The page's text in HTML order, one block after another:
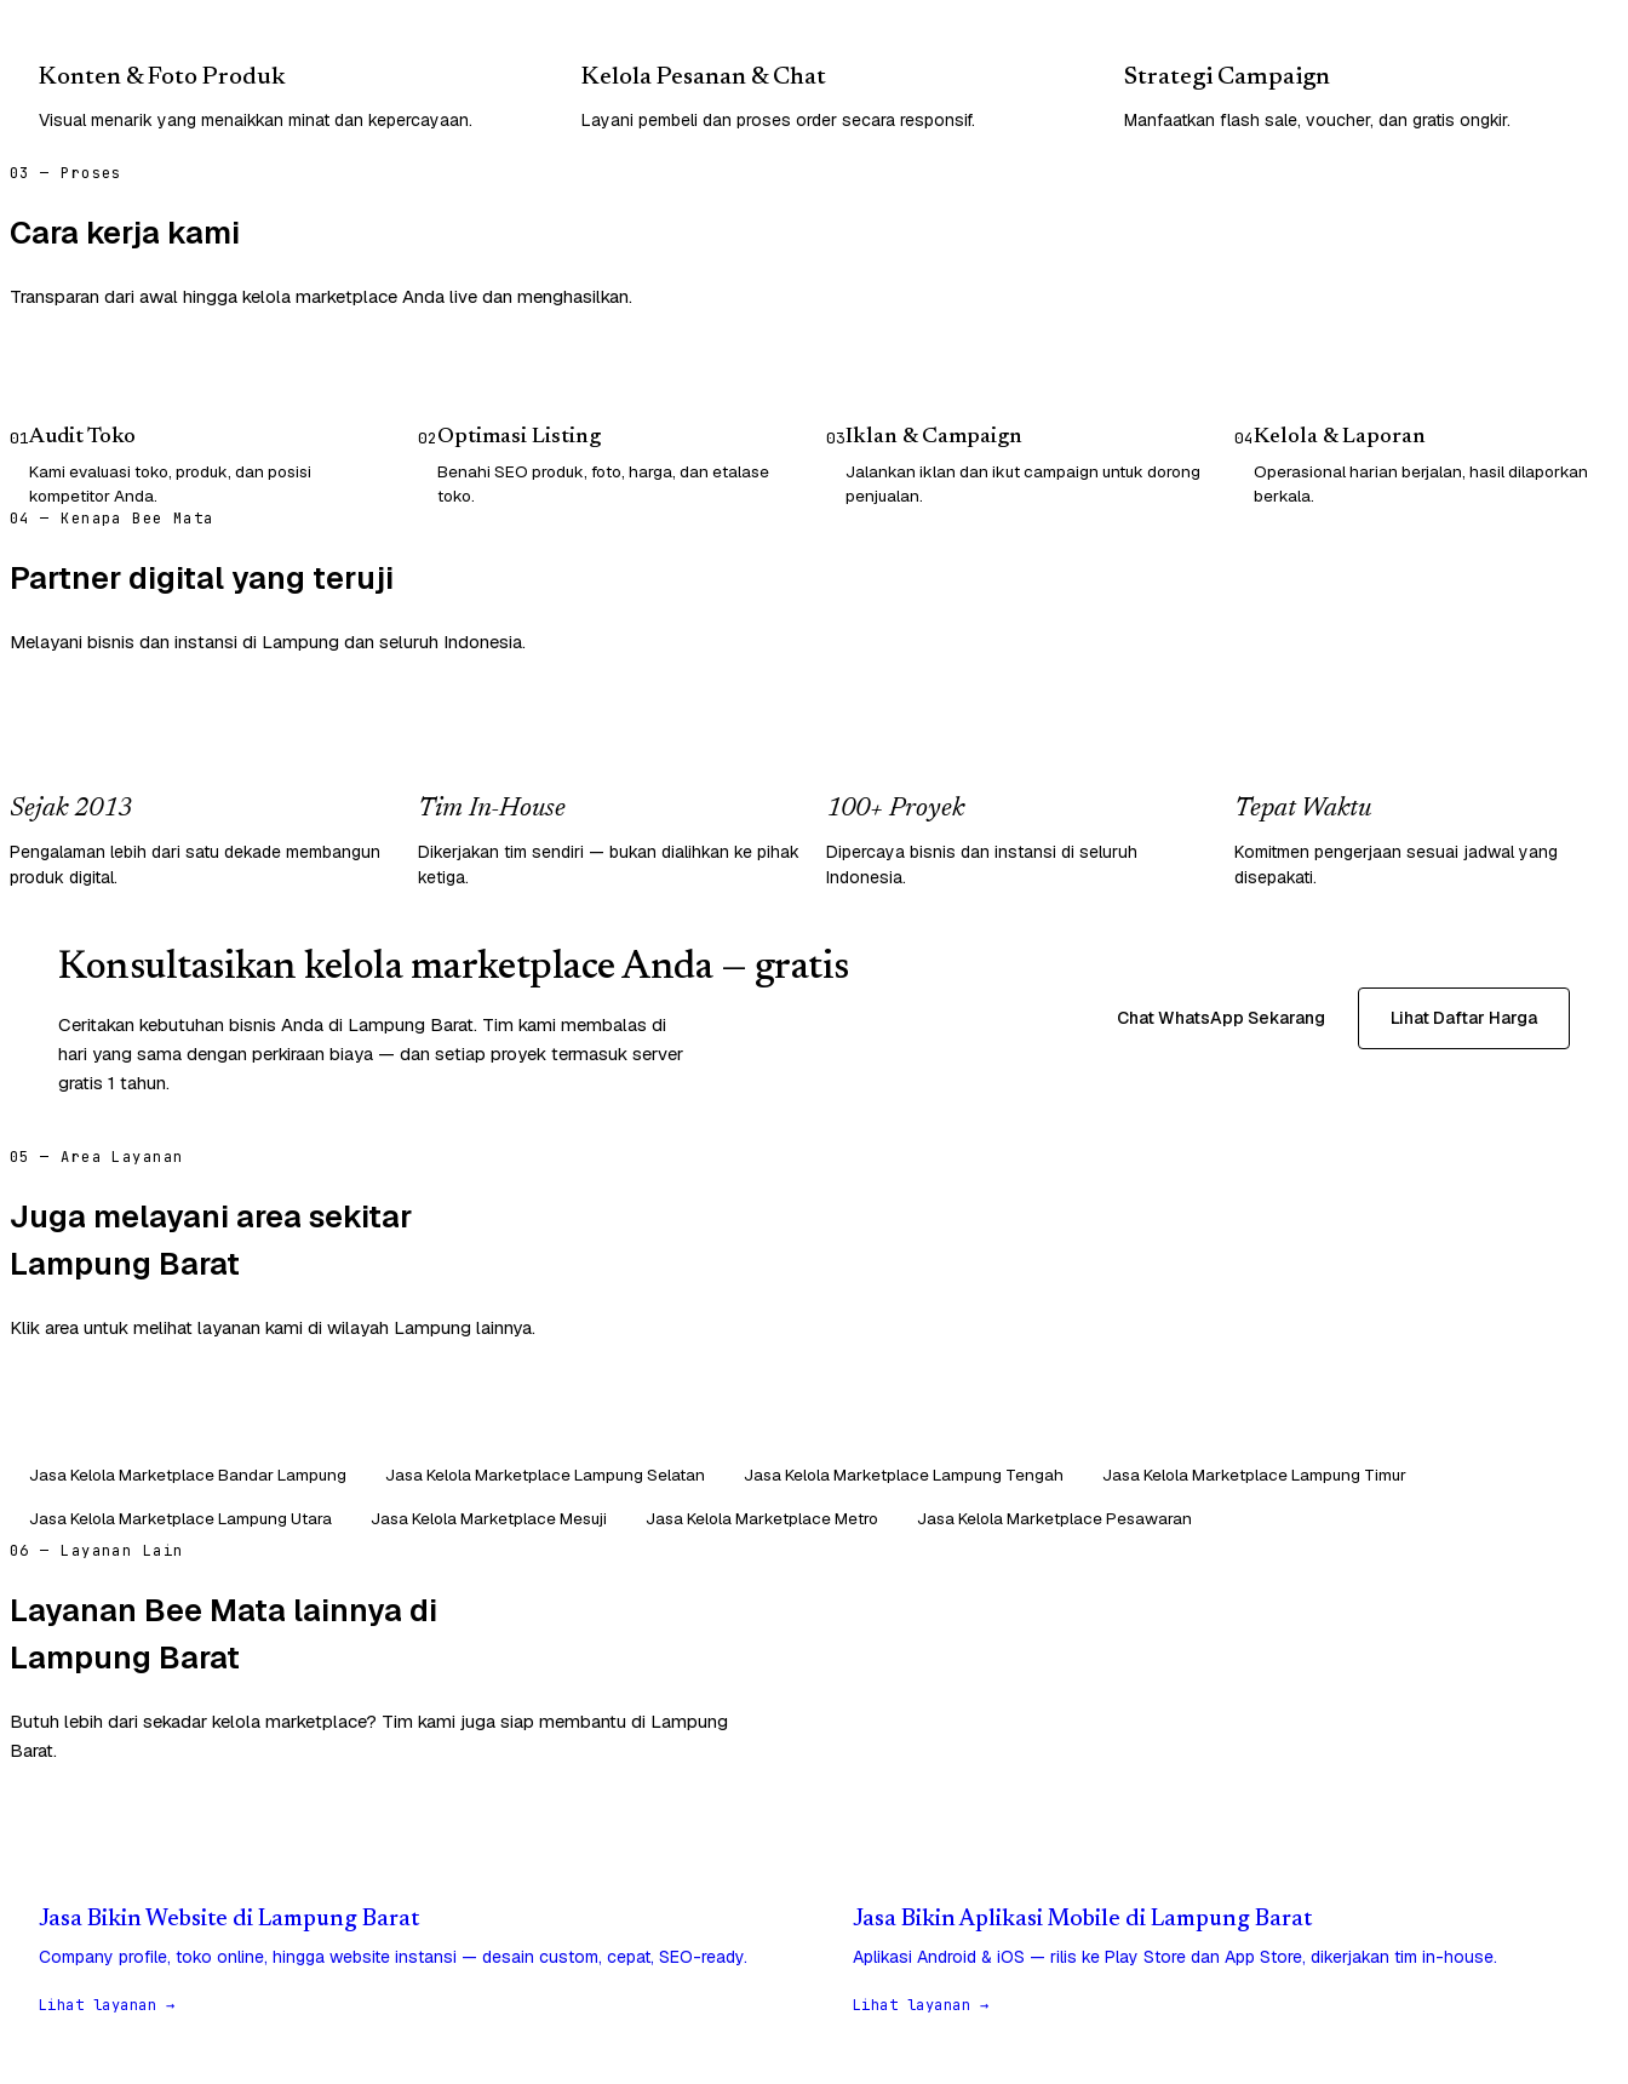
Konten & Foto Produk
Visual menarik yang menaikkan minat dan kepercayaan.
Kelola Pesanan & Chat
Layani pembeli dan proses order secara responsif.
Strategi Campaign
Manfaatkan flash sale, voucher, dan gratis ongkir.
03 — Proses
Cara kerja kami
Transparan dari awal hingga kelola marketplace Anda live dan menghasilkan.
01Audit Toko
Kami evaluasi toko, produk, dan posisi
kompetitor Anda.
02Optimasi Listing
Benahi SEO produk, foto, harga, dan etalase
toko.
03Iklan & Campaign
Jalankan iklan dan ikut campaign untuk dorong
penjualan.
04Kelola & Laporan
Operasional harian berjalan, hasil dilaporkan
berkala.
04 — Kenapa Bee Mata
Partner digital yang teruji
Melayani bisnis dan instansi di Lampung dan seluruh Indonesia.
Sejak 2013
Pengalaman lebih dari satu dekade membangun
produk digital.
Tim In-House
Dikerjakan tim sendiri — bukan dialihkan ke pihak
ketiga.
100+ Proyek
Dipercaya bisnis dan instansi di seluruh
Indonesia.
Tepat Waktu
Komitmen pengerjaan sesuai jadwal yang
disepakati.
Konsultasikan kelola marketplace Anda — gratis
Ceritakan kebutuhan bisnis Anda di Lampung Barat. Tim kami membalas di
hari yang sama dengan perkiraan biaya — dan setiap proyek termasuk server
gratis 1 tahun.
Chat WhatsApp Sekarang Lihat Daftar Harga
05 — Area Layanan
Juga melayani area sekitar
Lampung Barat
Klik area untuk melihat layanan kami di wilayah Lampung lainnya.
Jasa Kelola Marketplace Bandar Lampung Jasa Kelola Marketplace Lampung Selatan Jasa Kelola Marketplace Lampung Tengah
Jasa Kelola Marketplace Lampung Timur
Jasa Kelola Marketplace Lampung Utara
Jasa Kelola Marketplace Mesuji Jasa Kelola Marketplace Metro Jasa Kelola Marketplace Pesawaran
06 — Layanan Lain
Layanan Bee Mata lainnya di
Lampung Barat
Butuh lebih dari sekadar kelola marketplace? Tim kami juga siap membantu di Lampung
Barat.
Jasa Bikin Website di Lampung Barat
Company profile, toko online, hingga website instansi — desain custom, cepat, SEO-ready.
Lihat layanan →
Jasa Bikin Aplikasi Mobile di Lampung Barat
Aplikasi Android & iOS — rilis ke Play Store dan App Store, dikerjakan tim in-house.
Lihat layanan →